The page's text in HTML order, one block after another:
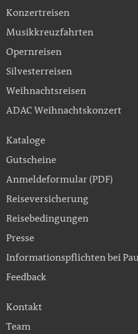
Konzertreisen
Musikkreuzfahrten
Opernreisen
Silvesterreisen
Weihnachtsreisen
ADAC Weihnachtskonzert
Kataloge
Gutscheine
Anmeldeformular (PDF)
Reiseversicherung
Reisebedingungen
Presse
Informationspflichten bei
Feedback
Kontakt
Team